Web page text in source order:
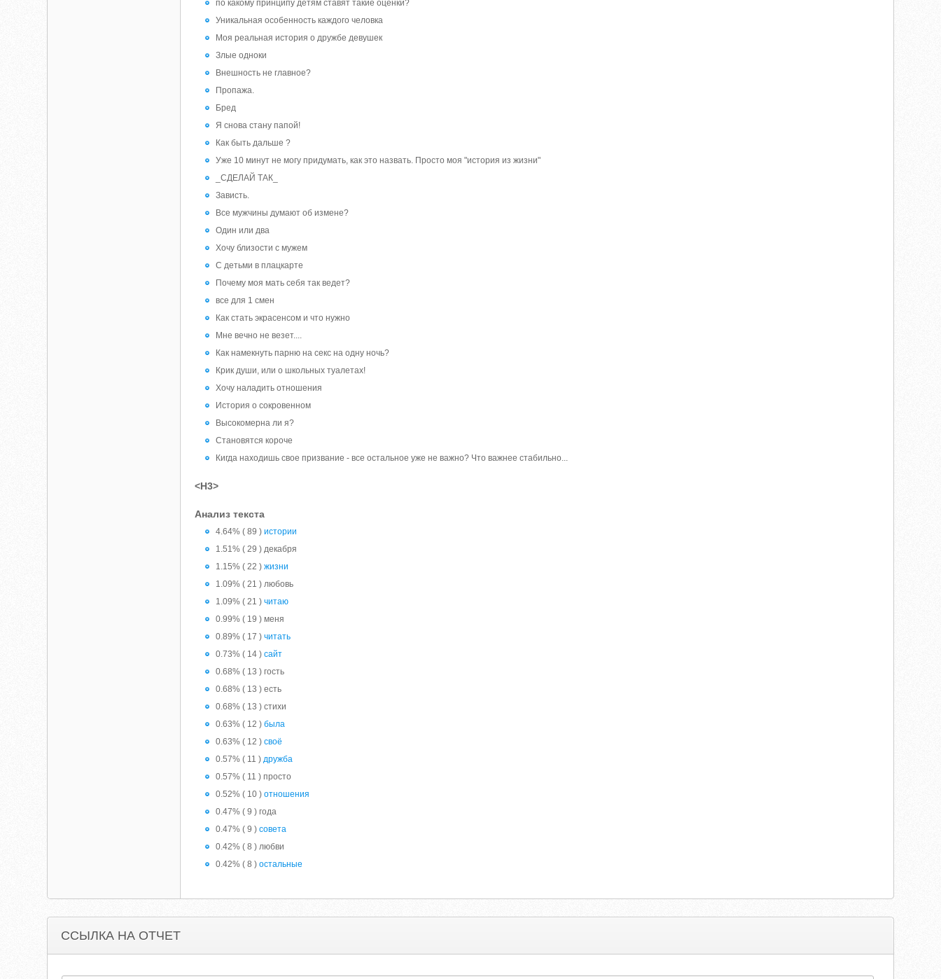
по какому принципу детям ставят такие оценки?
Уникальная особенность каждого человка
Моя реальная история о дружбе девушек
Злые одноки
Внешность не главное?
Пропажа.
Бред
Я снова стану папой!
Как быть дальше ?
Уже 10 минут не могу придумать, как это назвать. Просто моя "история из жизни"
_СДЕЛАЙ ТАК_
Зависть.
Все мужчины думают об измене?
Один или два
Хочу близости с мужем
С детьми в плацкарте
Почему моя мать себя так ведет?
все для 1 смен
Как стать экрасенсом и что нужно
Мне вечно не везет....
Как намекнуть парню на секс на одну ночь?
Крик души, или о школьных туалетах!
Хочу наладить отношения
История о сокровенном
Высокомерна ли я?
Становятся короче
Кигда находишь свое призвание - все остальное уже не важно? Что важнее стабильно...
<H3>
Анализ текста
4.64% ( 89 )истории
1.51% ( 29 ) декабря
1.15% ( 22 )жизни
1.09% ( 21 ) любовь
1.09% ( 21 )читаю
0.99% ( 19 ) меня
0.89% ( 17 )читать
0.73% ( 14 )сайт
0.68% ( 13 ) гость
0.68% ( 13 ) есть
0.68% ( 13 ) стихи
0.63% ( 12 )была
0.63% ( 12 )своё
0.57% ( 11 )дружба
0.57% ( 11 ) просто
0.52% ( 10 )отношения
0.47% ( 9 ) года
0.47% ( 9 )совета
0.42% ( 8 ) любви
0.42% ( 8 )остальные
ССЫЛКА НА ОТЧЕТ